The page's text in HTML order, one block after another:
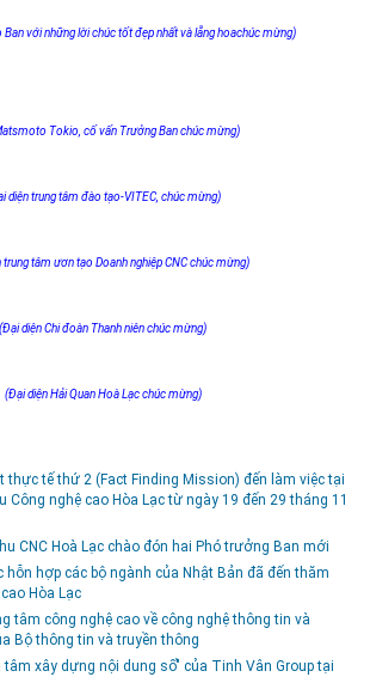
Ban với những lời chúc tốt đẹp nhất và lẵng hoachúc mừng)
Tokio, cố vấn Trưởng Ban chúc mừng)
diện trung tâm đào tạo-VITEC, chúc mừng)
trung tâm ươn tạo Doanh nghiệp CNC chúc mừng)
(Đại diện Chi đoàn Thanh niên chúc mừng)
(Đại diện Hải Quan Hoà Lạc chúc mừng)
thực tế thứ 2 (Fact Finding Mission) đến làm việc tại
Công nghệ cao Hòa Lạc từ ngày 19 đến 29 tháng 11
CNC Hoà Lạc chào đón hai Phó trưởng Ban mới
hỗn hợp các bộ ngành của Nhật Bản đã đến thăm
Hòa Lạc
tâm công nghệ cao về công nghệ thông tin và
Bộ thông tin và truyền thông
tâm xây dựng nội dung số" của Tinh Vân Group tại